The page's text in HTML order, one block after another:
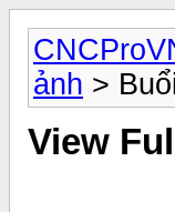
ảnh >
View